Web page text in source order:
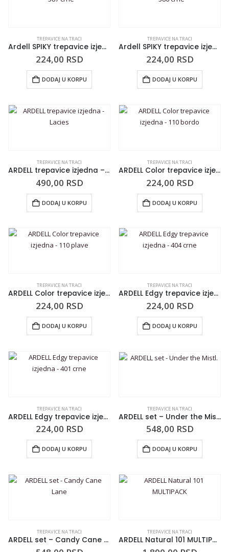
TREPAVICE NA TRACI
Ardell SPIKY trepavice izjedna – 387 crne
224,00 RSD
DODAJ U KORPU
TREPAVICE NA TRACI
Ardell SPIKY trepavice izjedna – 386 crne
224,00 RSD
DODAJ U KORPU
TREPAVICE NA TRACI
ARDELL trepavice izjedna – Lacies
490,00 RSD
DODAJ U KORPU
TREPAVICE NA TRACI
ARDELL Color trepavice izjedna – 110 bordo
224,00 RSD
DODAJ U KORPU
TREPAVICE NA TRACI
ARDELL Color trepavice izjedna – 110 plave
224,00 RSD
DODAJ U KORPU
TREPAVICE NA TRACI
ARDELL Edgy trepavice izjedna – 404 crne
224,00 RSD
DODAJ U KORPU
TREPAVICE NA TRACI
ARDELL Edgy trepavice izjedna – 401 crne
224,00 RSD
DODAJ U KORPU
TREPAVICE NA TRACI
ARDELL set – Under the Mistl.
548,00 RSD
DODAJ U KORPU
TREPAVICE NA TRACI
ARDELL set – Candy Cane Lane
TREPAVICE NA TRACI
ARDELL Natural 101 MULTIPACK